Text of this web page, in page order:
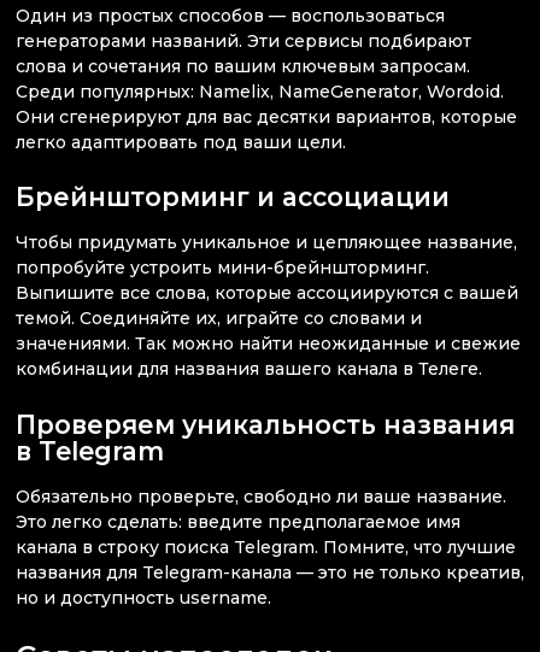
Один из простых способов — воспользоваться
генераторами названий. Эти сервисы подбирают
слова и сочетания по вашим ключевым запросам.
Среди популярных: Namelix, NameGenerator, Wordoid.
Они сгенерируют для вас десятки вариантов, которые
легко адаптировать под ваши цели.
Брейншторминг и ассоциации
Чтобы придумать уникальное и цепляющее название,
попробуйте устроить мини-брейншторминг.
Выпишите все слова, которые ассоциируются с вашей
темой. Соединяйте их, играйте со словами и
значениями. Так можно найти неожиданные и свежие
комбинации для названия вашего канала в Телеге.
Проверяем уникальность названия
в Telegram
Обязательно проверьте, свободно ли ваше название.
Это легко сделать: введите предполагаемое имя
канала в строку поиска Telegram. Помните, что лучшие
названия для Telegram-канала — это не только креатив,
но и доступность username.